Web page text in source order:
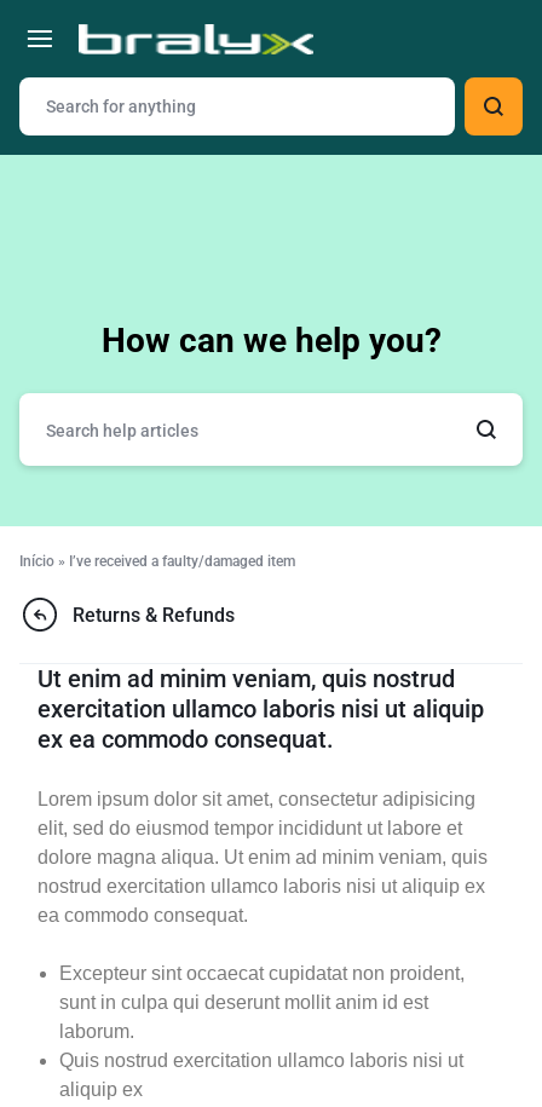
How can we help you?
Início » I’ve received a faulty/damaged item
Returns & Refunds
Ut enim ad minim veniam, quis nostrud
exercitation ullamco laboris nisi ut aliquip
ex ea commodo consequat.
Lorem ipsum dolor sit amet, consectetur adipisicing
elit, sed do eiusmod tempor incididunt ut labore et
dolore magna aliqua. Ut enim ad minim veniam, quis
nostrud exercitation ullamco laboris nisi ut aliquip ex
ea commodo consequat.
Excepteur sint occaecat cupidatat non proident,
sunt in culpa qui deserunt mollit anim id est
laborum.
Quis nostrud exercitation ullamco laboris nisi ut
aliquip ex